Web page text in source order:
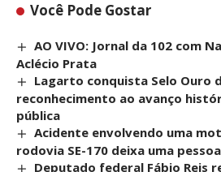
Você Pode Gostar
AO VIVO: Jornal da 102 com
Aclécio Prata
Lagarto conquista Selo Ouro
reconhecimento ao avanço
pública
Acidente envolvendo uma
rodovia SE-170 deixa uma
Deputado federal Fábio Reis